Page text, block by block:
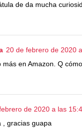
de da mucha
20 de febrero de 2020
más en Amazon. Q
de 2020 a las
, gracias guapa